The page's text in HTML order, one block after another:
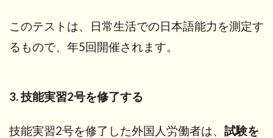
このテストは、日常生活での日本語能力を測定す
るもので、年5回開催されます。
3. 技能実習2号を修了する
技能実習2号を修了した外国人労働者は、 試験を